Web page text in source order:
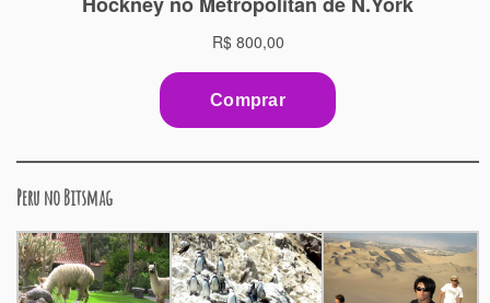
Peru no Bitsmag